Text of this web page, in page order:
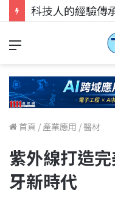
首頁 / 產業應用 /醫材
紫外線打造
牙新時代